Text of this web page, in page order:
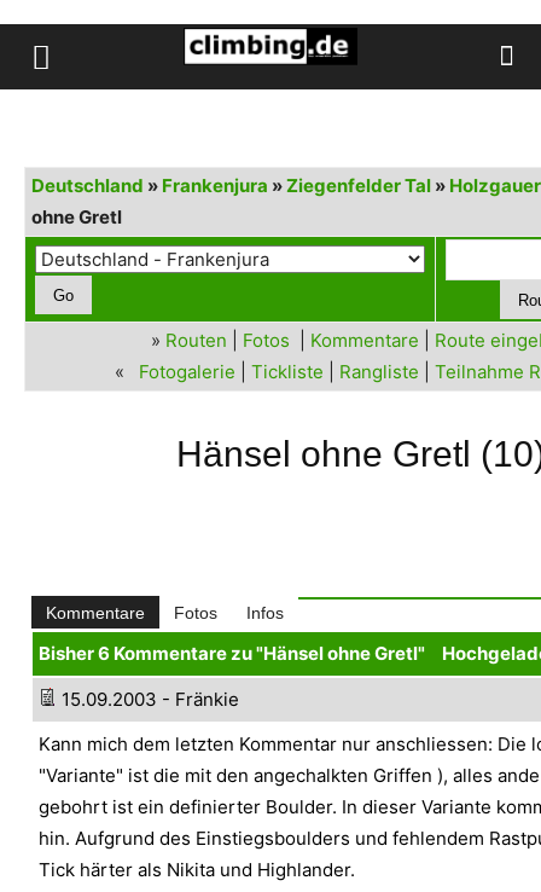
Deutschland » Frankenjura »Ziegenfelder Tal »
ohne Gretl
» Routen Fotos Kommentare
Route
« Fotogalerie Tickliste Rangliste Teilnahme
Hänsel ohne Gretl
Kommentare Fotos Infos
Bisher 6 Kommentare zu "Hänsel ohne Gretl"
15.09.2003 - Fränkie
Kann mich dem letzten Kommentar nur anschliessen: Die
"Variante" ist die mit den angechalkten Griffen ), alles
gebohrt ist ein definierter Boulder. In dieser Variante
hin. Aufgrund des Einstiegsboulders und fehlendem
Tick härter als Nikita und Highlander.